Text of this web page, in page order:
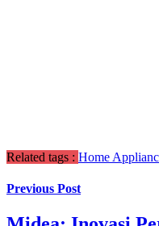
Related tags : Home
Previous Post